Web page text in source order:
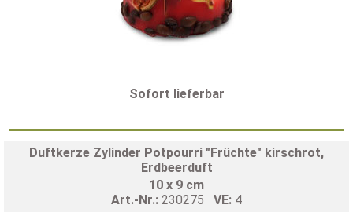
Sofort lieferbar
Duftkerze Zylinder Potpourri "Früchte" kirschrot,
Erdbeerduft
10 x 9 cm
Art.-Nr.: 230275 VE: 4